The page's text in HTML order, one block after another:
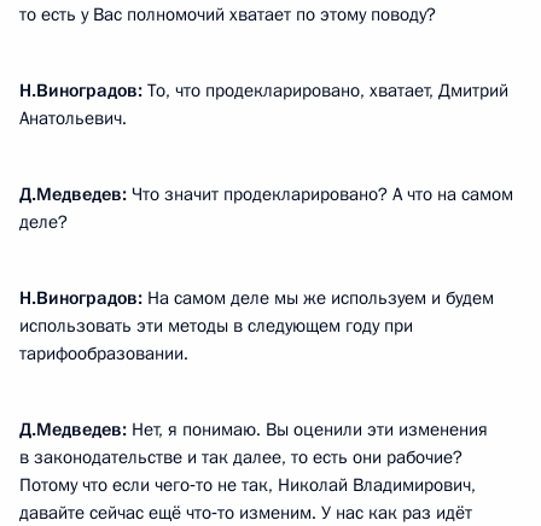
то есть у Вас полномочий хватает по этому поводу?
Н.Виноградов: То, что продекларировано, хватает, Дмитрий
Анатольевич.
Д.Медведев: Что значит продекларировано? А что на самом
деле?
Н.Виноградов: На самом деле мы же используем и будем
использовать эти методы в следующем году при
тарифообразовании.
Д.Медведев: Нет, я понимаю. Вы оценили эти изменения
в законодательстве и так далее, то есть они рабочие?
Потому что если чего‑то не так, Николай Владимирович,
давайте сейчас ещё что‑то изменим. У нас как раз идёт